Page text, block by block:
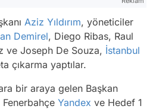
Aziz Yıldırım, yöneticiler
Demirel, Diego Ribas, Raul
ve Joseph De Souza, İstanbul
çıkarma yaptılar.
bir araya gelen Başkan
Fenerbahçe Yandex ve Hedef 1